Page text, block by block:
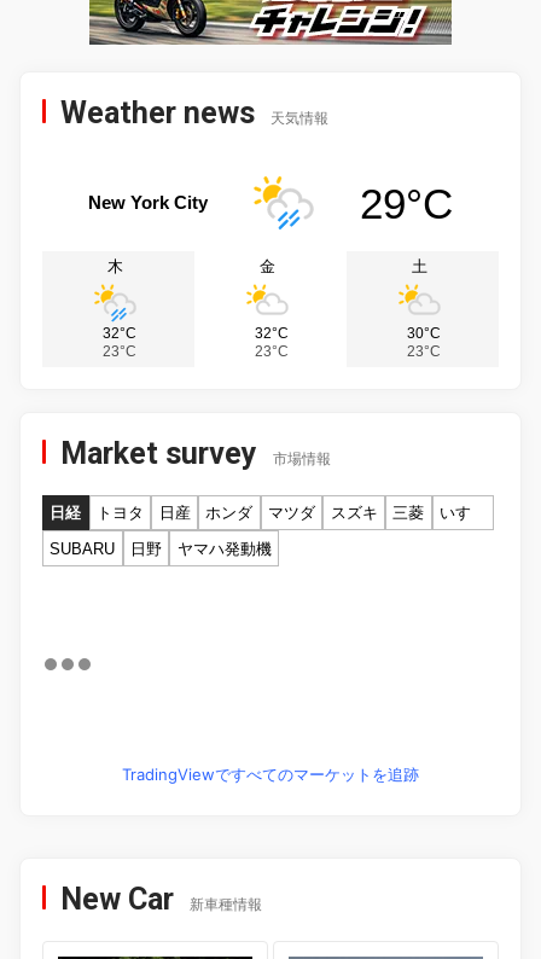
Weather news 天気情報
New York City 29°C
木
32°C
23°C
金
32°C
23°C
土
30°C
23°C
Market survey 市場情報
日経 トヨタ 日産 ホンダ マツダ スズキ 三菱
いすゞ
SUBARU
日野 ヤマハ発動機
TradingViewですべてのマーケットを追跡
New Car 新車種情報